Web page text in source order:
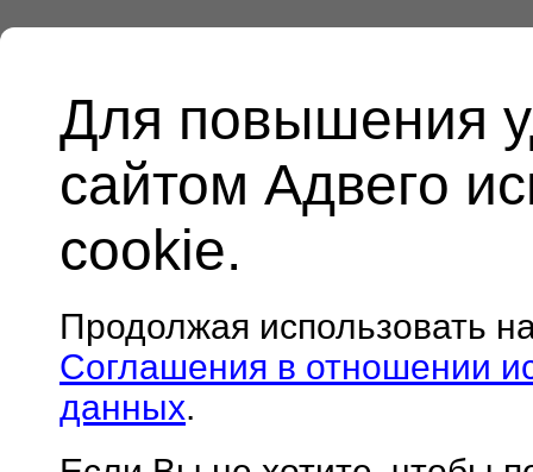
Для повышения
сайтом Адвего
cookie.
Продолжая использовать
Соглашения в отношении
данных.